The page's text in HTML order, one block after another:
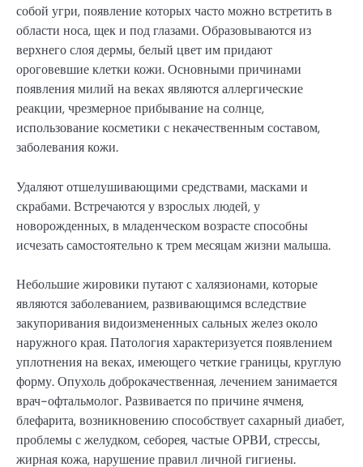
собой угри, появление которых часто можно встретить в
области носа, щек и под глазами. Образовываются из
верхнего слоя дермы, белый цвет им придают
ороговевшие клетки кожи. Основными причинами
появления милий на веках являются аллергические
реакции, чрезмерное прибывание на солнце,
использование косметики с некачественным составом,
заболевания кожи.
Удаляют отшелушивающими средствами, масками и
скрабами. Встречаются у взрослых людей, у
новорожденных, в младенческом возрасте способны
исчезать самостоятельно к трем месяцам жизни малыша.
Небольшие жировики путают с халязионами, которые
являются заболеванием, развивающимся вследствие
закупоривания видоизмененных сальных желез около
наружного края. Патология характеризуется появлением
уплотнения на веках, имеющего четкие границы, круглую
форму. Опухоль доброкачественная, лечением занимается
врач-офтальмолог. Развивается по причине ячменя,
блефарита, возникновению способствует сахарный диабет,
проблемы с желудком, себорея, частые ОРВИ, стрессы,
жирная кожа, нарушение правил личной гигиены.